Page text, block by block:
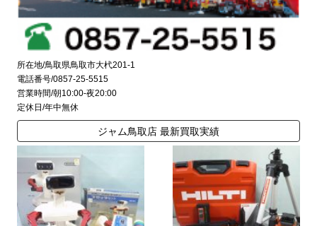
所在地/鳥取県鳥取市大杙201-1
電話番号/0857-25-5515
営業時間/朝10:00-夜20:00
定休日/年中無休
ジャム鳥取店 最新買取実績